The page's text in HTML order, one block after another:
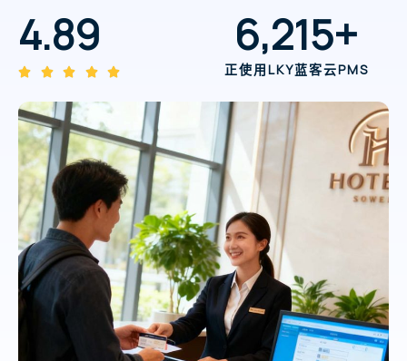
4.89
     正使用LKY蓝客云PMS
6,215+